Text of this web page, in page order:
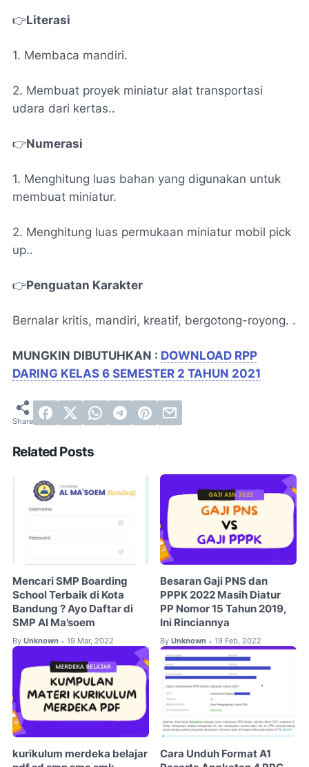
👉Literasi
1. Membaca mandiri.
2. Membuat proyek miniatur alat transportasi
udara dari kertas..
👉Numerasi
1. Menghitung luas bahan yang digunakan untuk
membuat miniatur.
2. Menghitung luas permukaan miniatur mobil pick
up..
👉Penguatan Karakter
Bernalar kritis, mandiri, kreatif, bergotong-royong. .
MUNGKIN DIBUTUHKAN : DOWNLOAD RPP
DARING KELAS 6 SEMESTER 2 TAHUN 2021
Related Posts
Mencari SMP Boarding
School Terbaik di Kota
Bandung ? Ayo Daftar di
SMP Al Ma’soem
By Unknown • 19 Mar, 2022
Besaran Gaji PNS dan
PPPK 2022 Masih Diatur
PP Nomor 15 Tahun 2019,
Ini Rinciannya
By Unknown • 19 Feb, 2022
kurikulum merdeka belajar
Cara Unduh Format A1